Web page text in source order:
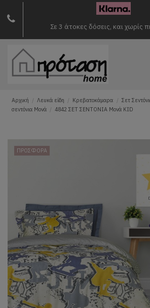
Σε 3 άτοκες δόσεις, και χωρίς
Αρχική Λευκά είδη Κρεβατοκάμαρα Σετ
σεντόνια Μονά
4842 ΣΕΤ ΣΕΝΤΟΝΙΑ Μονά KID
ΠΡΟΣΦΟΡΑ